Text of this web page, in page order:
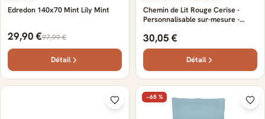
Edredon 140x70 Mint Lily Mint
29,90 €97,99 €
Détail
Chemin de Lit Rouge Cerise -
Personnalisable sur-mesure -
modernes - Personnaliser - coton
haut de gamme - Sophistiqué
30,05 €
Détail
−65 %